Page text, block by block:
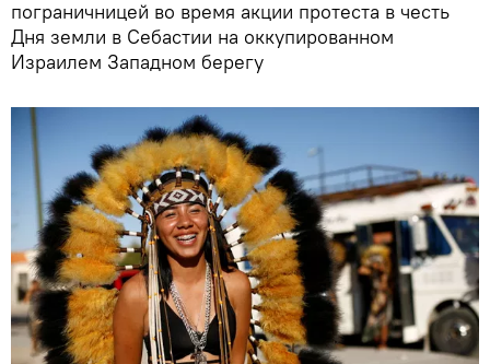
пограничницей во время акции протеста в честь
Дня земли в Себастии на оккупированном
Израилем Западном берегу